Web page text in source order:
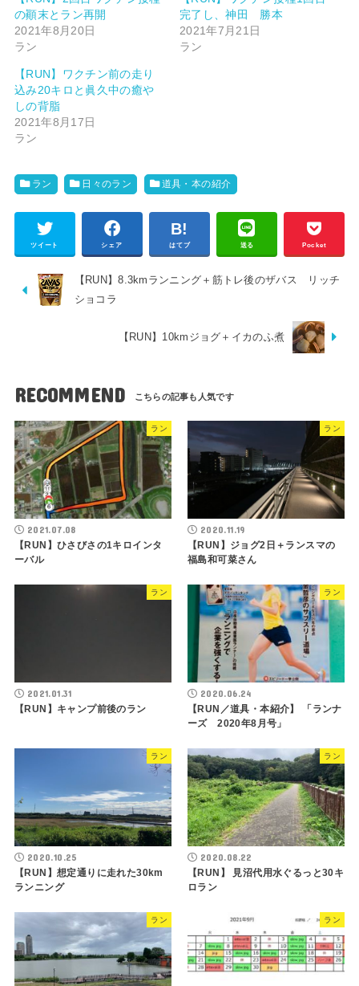
の顚末とラン再開
2021年8月20日
ラン
完了し、神田 勝本
2021年7月21日
ラン
【RUN】ワクチン前の走り
込み20キロと眞久中の癒や
しの背脂
2021年8月17日
ラン
ラン 日々のラン 道具・本の紹介
ツイート シェア はてブ 送る Pocket
【RUN】8.3kmランニング＋筋トレ後のザバス リッチ
ショコラ
【RUN】10kmジョグ＋イカのふ煮
RECOMMEND
ラン
2021.07.08
【RUN】ひさびさの1キロインタ
ーバル
ラン
2020.11.19
【RUN】ジョグ2日＋ランスマの
福島和可菜さん
ラン
2021.01.31
【RUN】キャンプ前後のラン
ラン
2020.06.24
【RUN／道具・本紹介】 「ランナ
ーズ 2020年8月号」
ラン
2020.10.25
【RUN】想定通りに走れた30km
ランニング
ラン
2020.08.22
【RUN】 見沼代用水ぐるっと30キ
ロラン
ラン ラン